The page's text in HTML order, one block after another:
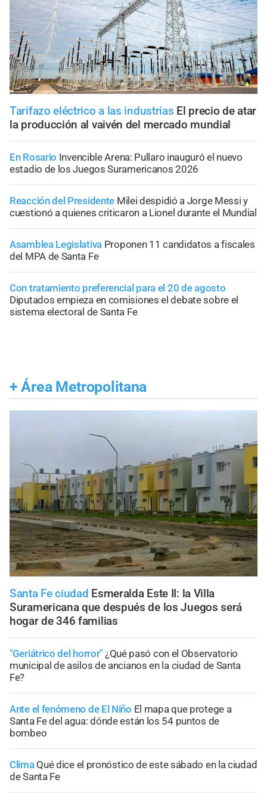
Tarifazo eléctrico a las industrias El precio de atar
la producción al vaivén del mercado mundial
En Rosario Invencible Arena: Pullaro inauguró el nuevo
estadio de los Juegos Suramericanos 2026
Reacción del Presidente Milei despidió a Jorge Messi y
cuestionó a quienes criticaron a Lionel durante el Mundial
Asamblea Legislativa Proponen 11 candidatos a fiscales
del MPA de Santa Fe
Con tratamiento preferencial para el 20 de agosto
Diputados empieza en comisiones el debate sobre el
sistema electoral de Santa Fe
+ Área Metropolitana
Santa Fe ciudad Esmeralda Este II: la Villa
Suramericana que después de los Juegos será
hogar de 346 familias
"Geriátrico del horror" ¿Qué pasó con el Observatorio
municipal de asilos de ancianos en la ciudad de Santa
Fe?
Ante el fenómeno de El Niño El mapa que protege a
Santa Fe del agua: dónde están los 54 puntos de
bombeo
Clima Qué dice el pronóstico de este sábado en la ciudad
de Santa Fe